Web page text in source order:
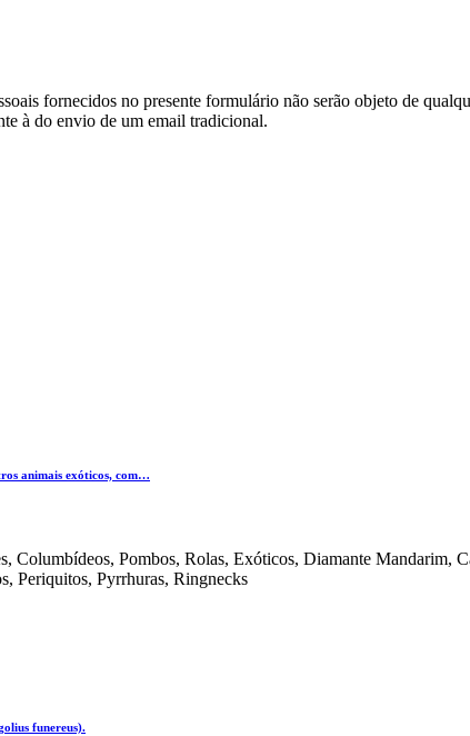
fornecidos no presente formulário não serão objeto de
à do envio de um email tradicional.
animais exóticos, com…
Columbídeos, Pombos, Rolas, Exóticos, Diamante Mandarim,
Periquitos, Pyrrhuras, Ringnecks
funereus).